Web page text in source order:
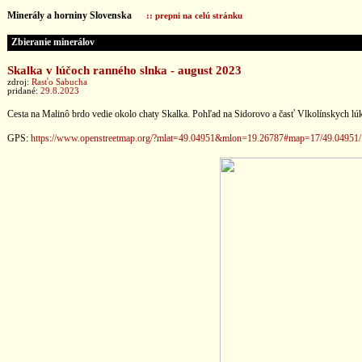
Minerály a horniny Slovenska :: prepni na celú stránku
Zbieranie minerálov
Skalka v lúčoch ranného slnka - august 2023
zdroj: Rasťo Sabucha
pridané: 29.8.2023
Cesta na Malinô brdo vedie okolo chaty Skalka. Pohľad na Sidorovo a časť Vlkolínskych
GPS: https://www.openstreetmap.org/?mlat=49.04951&mlon=19.26787#map=17/